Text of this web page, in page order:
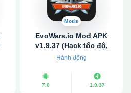
Mods
EvoWars.io Mod APK
v1.9.37 (Hack tốc độ,
Không quảng cáo)
Hành động
7.0 1.9.37